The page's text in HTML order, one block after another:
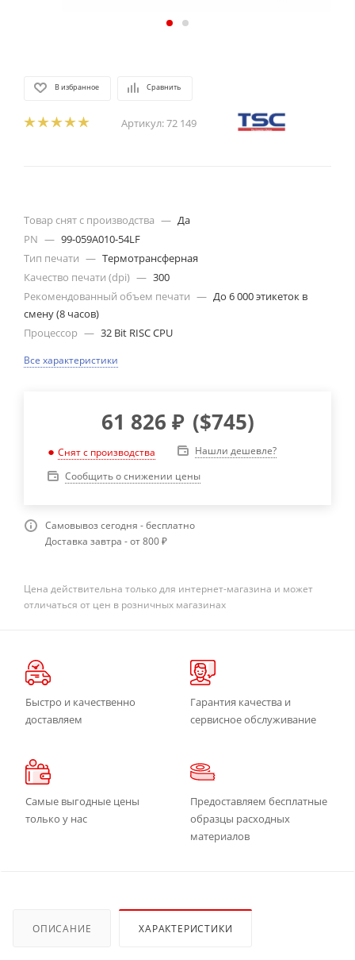
В избранное Сравнить
Артикул:72 149
Товар снят с производства — Да
PN — 99-059A010-54LF
Тип печати — Термотрансферная
Качество печати (dpi) — 300
Рекомендованный объем печати — До 6 000 этикеток в
смену (8 часов)
Процессор — 32 Bit RISC CPU
Все характеристики
61 826 ₽ ($745)
Снят с производства
Нашли дешевле?
Сообщить о снижении цены
Самовывоз сегодня - бесплатно
Доставка завтра - от 800 ₽
Цена действительна только для интернет-магазина и может
отличаться от цен в розничных магазинах
Быстро и качественно
доставляем
Гарантия качества и
сервисное обслуживание
Самые выгодные цены
только у нас
Предоставляем бесплатные
образцы расходных
материалов
ОПИСАНИЕ ХАРАКТЕРИСТИКИ